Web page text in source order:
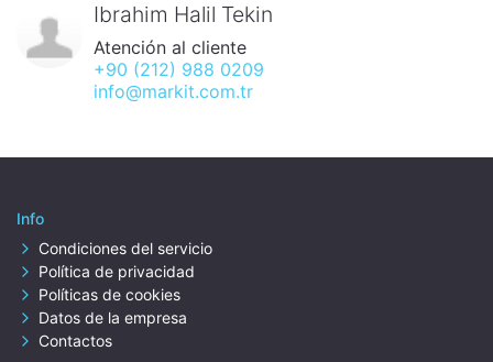
Ibrahim Halil Tekin
Atención al cliente
+90 (212) 988 0209
info@markit.com.tr
Info
Condiciones del servicio
Política de privacidad
Políticas de cookies
Datos de la empresa
Contactos